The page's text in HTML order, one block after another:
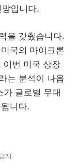
입니다.
을 갖췄습니다.
국의 마이크론
이번 미국 상장
는 분석이 나옵
가 글로벌 무대
니다.
지.